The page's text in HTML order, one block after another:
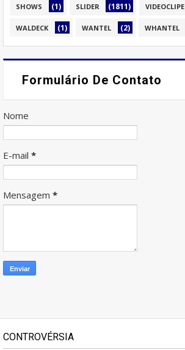
SHOWS (1) SLIDER (1811) VIDEOCLIPE
WALDECK (1) WANTEL (2) WHANTEL
Formulário De Contato
Nome
E-mail *
Mensagem *
CONTROVÉRSIA